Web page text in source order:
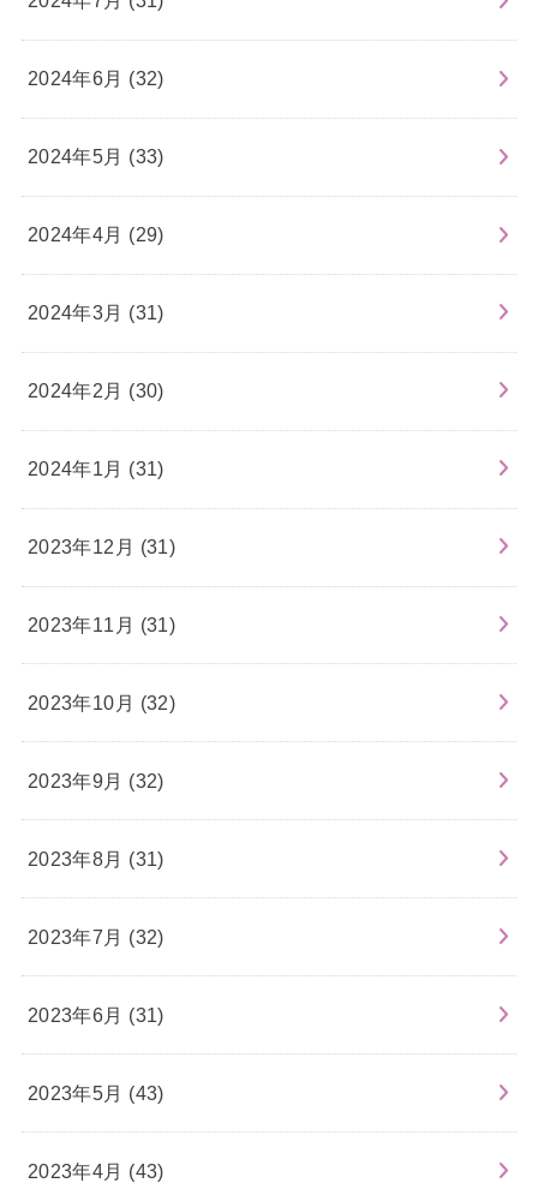
2024年6月 (32)
2024年5月 (33)
2024年4月 (29)
2024年3月 (31)
2024年2月 (30)
2024年1月 (31)
2023年12月 (31)
2023年11月 (31)
2023年10月 (32)
2023年9月 (32)
2023年8月 (31)
2023年7月 (32)
2023年6月 (31)
2023年5月 (43)
2023年4月 (43)